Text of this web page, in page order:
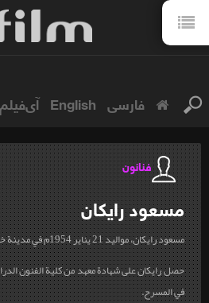
فارسی English آی‌فیلم2
فنانون
مسعودرايكان
مسعود رايكان، مواليد 21 يناير 1954م في مدينة خرم آباد
حصل رايكان على شهادة معهد من كلية الفنون
في المسرح.